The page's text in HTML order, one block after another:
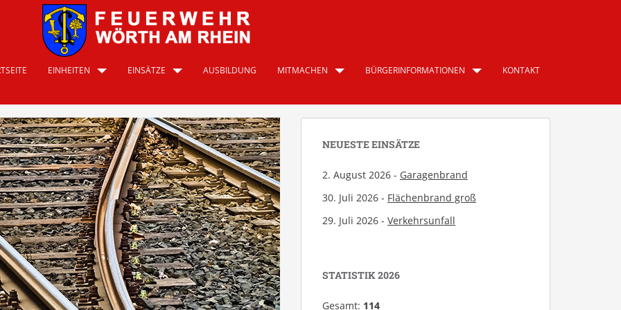
EINHEITEN EINSÄTZE AUSBILDUNG MITMACHEN BÜRGERINFORMATIONEN KONTAKT
NEUESTE EINSÄTZE
2. August 2026 - Garagenbrand
30. Juli 2026 - Flächenbrand groß
29. Juli 2026 - Verkehrsunfall
STATISTIK 2026
Gesamt: 114